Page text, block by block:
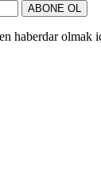
ABONE OL
haberdar olmak